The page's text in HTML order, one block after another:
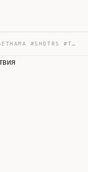
САМЫЕ БОЛЬШИЕ МИНУСЫ ВЬЕТНАМА #SHOTRS #TRAVEL #ПУТЕШЕСТ… — TRANSCRIPT